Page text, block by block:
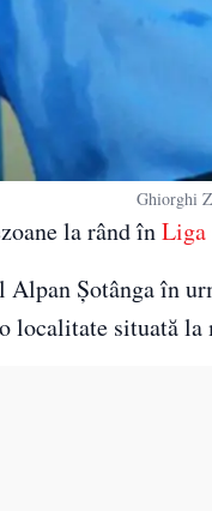
Ghiorghi
la rând înLiga
Șotânga în
localitate situată